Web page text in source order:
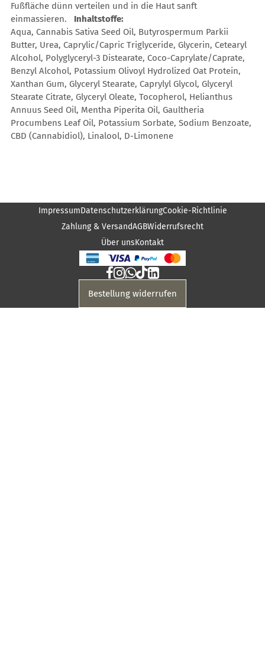
Fußfläche dünn verteilen und in die Haut sanft
einmassieren. Inhaltstoffe:
Aqua, Cannabis Sativa Seed Oil, Butyrospermum Parkii
Butter, Urea, Caprylic/Capric Triglyceride, Glycerin, Cetearyl
Alcohol, Polyglyceryl-3 Distearate, Coco-Caprylate/Caprate,
Benzyl Alcohol, Potassium Olivoyl Hydrolized Oat Protein,
Xanthan Gum, Glyceryl Stearate, Caprylyl Glycol, Glyceryl
Stearate Citrate, Glyceryl Oleate, Tocopherol, Helianthus
Annuus Seed Oil, Mentha Piperita Oil, Gaultheria
Procumbens Leaf Oil, Potassium Sorbate, Sodium Benzoate,
CBD (Cannabidiol), Linalool, D-Limonene
ImpressumDatenschutzerklärungCookie-Richtlinie
Zahlung & VersandAGBWiderrufsrecht
Über unsKontakt
Bestellung widerrufen